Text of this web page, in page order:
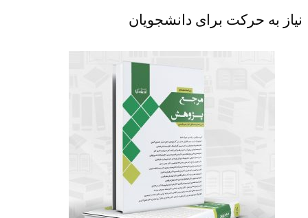
نیاز به حرکت برای دانشجویان